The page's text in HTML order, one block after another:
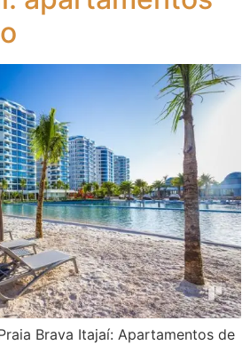
Brava Itajaí: Apartamentos de